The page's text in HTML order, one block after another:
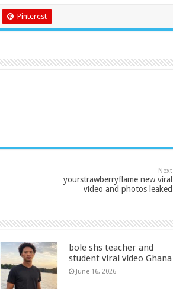
Pinterest
Next
yourstrawberryflame new viral
video and photos leaked
bole shs teacher and
student viral video Ghana
June 16, 2026